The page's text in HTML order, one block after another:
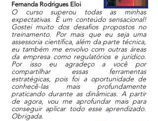
Fernanda Rodrigues Eloi
O curso superou todas as minhas
expectativas. É um conteúdo sensacional!
Gostei muito dos desafios propostos no
treinamento. Por mais que eu seja uma
assessoria científica, além da parte técnica,
eu também me envolvo com outras áreas
da empresa como regulatórios e jurídico.
Por isso eu agradeço a você por
compartilhar essas ferramentas
estratégicas, pois foi a oportunidade de
conhecê-las mais profundamente
praticando durante as dinâmicas. A partir
de agora, vou me aprofundar mais para
conseguir aplicar todo esse aprendizado.
Obrigada.